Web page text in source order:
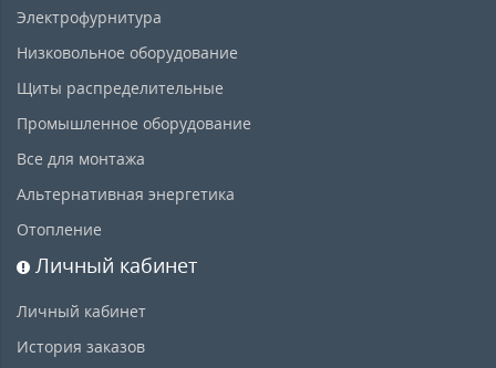
Электрофурнитура
Низковольное оборудование
Щиты распределительные
Промышленное оборудование
Все для монтажа
Альтернативная энергетика
Отопление
Личный кабинет
Личный кабинет
История заказов